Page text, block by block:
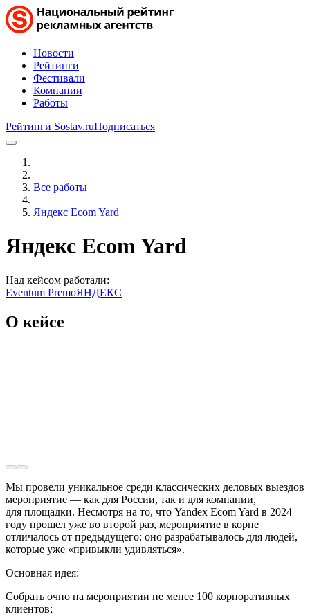
Новости
Рейтинги
Фестивали
Компании
Работы
Рейтинги Sostav.ruПодписаться
Все работы
Яндекс Ecom Yard
Яндекс Ecom Yard
Над кейсом работали:
Eventum PremoЯНДЕКС
О кейсе
Мы провели уникальное среди классических деловых выездов
мероприятие — как для России, так и для компании,
для площадки. Несмотря на то, что Yandex Ecom Yard в 2024
году прошел уже во второй раз, мероприятие в корне
отличалось от предыдущего: оно разрабатывалось для людей,
которые уже «привыкли удивляться».
Основная идея:
Собрать очно на мероприятии не менее 100 корпоративных
клиентов;